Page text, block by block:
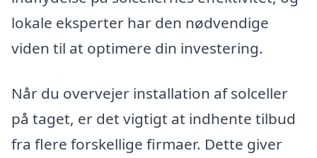
lokale eksperter har den nødvendige
viden til at optimere din investering.
Når du overvejer installation af solceller
på taget, er det vigtigt at indhente tilbud
fra flere forskellige firmaer. Dette giver